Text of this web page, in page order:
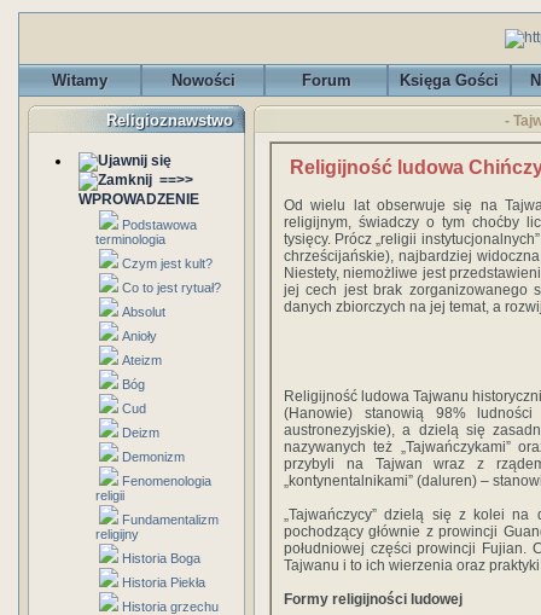
Witamy Nowości Forum Księga Gości
Religioznawstwo
==>>
WPROWADZENIE
Podstawowa
terminologia
Czym jest kult?
Co to jest rytuał?
Absolut
Anioły
Ateizm
Bóg
Cud
Deizm
Demonizm
Fenomenologia
religii
Fundamentalizm
religijny
Historia Boga
Historia Piekła
Historia grzechu
-
Religijność ludowa
Od wielu lat obserwuje się na
religijnym, świadczy o tym choćby
tysięcy. Prócz „religii
chrześcijańskie), najbardziej
Niestety, niemożliwe jest
jej cech jest brak zorganizowanego
danych zbiorczych na jej temat, a
Religijność ludowa Tajwanu
(Hanowie) stanowią 98%
austronezyjskie), a dzielą się
nazywanych też „Tajwańczykami”
przybyli na Tajwan wraz z
„kontynentalnikami” (daluren) –
„Tajwańczycy” dzielą się z kolei na
pochodzący głównie z prowincji
południowej części prowincji Fujian.
Tajwanu i to ich wierzenia oraz
Formy religijności ludowej